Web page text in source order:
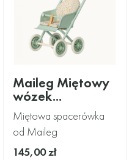
Maileg Miętowy
wózek...
Miętowa spacerówka
od Maileg
145,00 zł